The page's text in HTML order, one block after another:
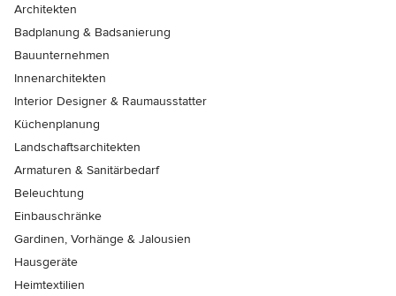
Architekten
Badplanung & Badsanierung
Bauunternehmen
Innenarchitekten
Interior Designer & Raumausstatter
Küchenplanung
Landschaftsarchitekten
Armaturen & Sanitärbedarf
Beleuchtung
Einbauschränke
Gardinen, Vorhänge & Jalousien
Hausgeräte
Heimtextilien